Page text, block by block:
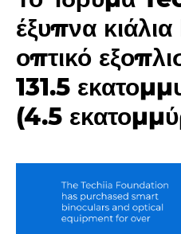
έξυπνα
οπτικό
131.5
(4.5